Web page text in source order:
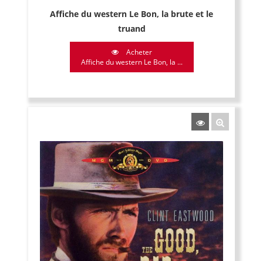
Affiche du western Le Bon, la brute et le
truand
Acheter
Affiche du western Le Bon, la ...